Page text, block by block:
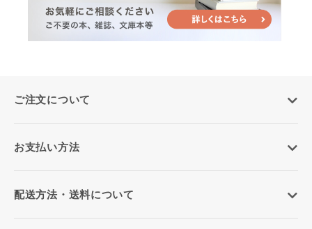
ご注文について
お支払い方法
配送方法・送料について